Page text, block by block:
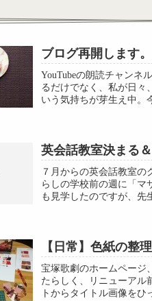
ブログ再開します。
YouTubeの朗読チャンネ
るだけでなく、私が日々
いう気持ちが芽生え中。
英会話教室決まる
７月からの英会話教室の
らしの学校前の週に「マ
も見学したのですが、先
【日常】色紙の整
宝塚歌劇のホームページ
たらしく、リニューアル
トからタイトル画像を